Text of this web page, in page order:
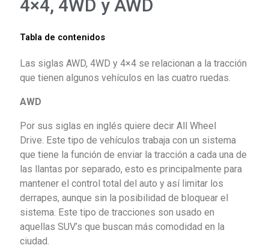
4×4, 4WD y AWD
Tabla de contenidos
Las siglas AWD, 4WD y 4×4 se relacionan a la tracción
que tienen algunos vehículos en las cuatro ruedas.
AWD
Por sus siglas en inglés quiere decir All Wheel
Drive. Este tipo de vehículos trabaja con un sistema
que tiene la función de enviar la tracción a cada una de
las llantas por separado, esto es principalmente para
mantener el control total del auto y así limitar los
derrapes, aunque sin la posibilidad de bloquear el
sistema. Este tipo de tracciones son usado en
aquellas SUV’s que buscan más comodidad en la
ciudad.